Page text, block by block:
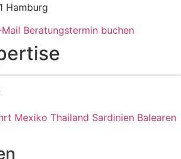
Hamburg
Beratungstermin buchen
Mexiko Thailand Sardinien Balearen